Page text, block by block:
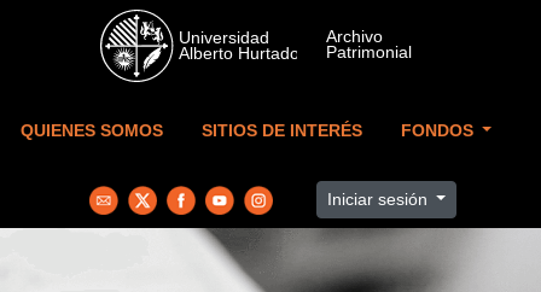
Skip to main content
QUIENES SOMOS SITIOS DE INTERÉS FONDOS
Iniciar sesión